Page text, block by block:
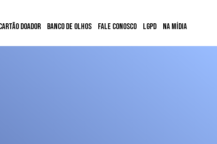
Doador Banco de Olhos Fale conosco LGPD Na mídia